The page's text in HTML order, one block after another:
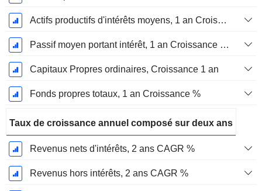
Actifs productifs d'intérêts moyens, 1 an Croissance en %
Passif moyen portant intérêt, 1 an Croissance en %
Capitaux Propres ordinaires, Croissance 1 an
Fonds propres totaux, 1 an Croissance %
Taux de croissance annuel composé sur deux ans
Revenus nets d'intérêts, 2 ans CAGR %
Revenus hors intérêts, 2 ans CAGR %